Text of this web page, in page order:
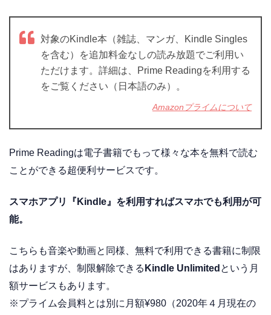
対象のKindle本（雑誌、マンガ、Kindle Singles
を含む）を追加料金なしの読み放題でご利用い
ただけます。詳細は、Prime Readingを利用する
をご覧ください（日本語のみ）。
Amazonプライムについて
Prime Readingは電子書籍でもって様々な本を無料で読む
ことができる超便利サービスです。
スマホアプリ『Kindle』を利用すればスマホでも利用が可
能。
こちらも音楽や動画と同様、無料で利用できる書籍に制限
はありますが、制限解除できる Kindle Unlimited という月
額サービスもあります。
※プライム会員料とは別に月額¥980（2020年４月現在の